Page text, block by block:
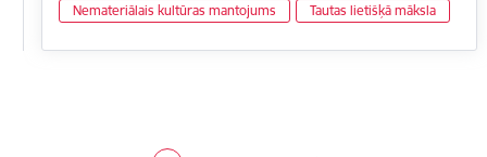
Nemateriālais kultūras mantojums Tautas lietišķā māksla